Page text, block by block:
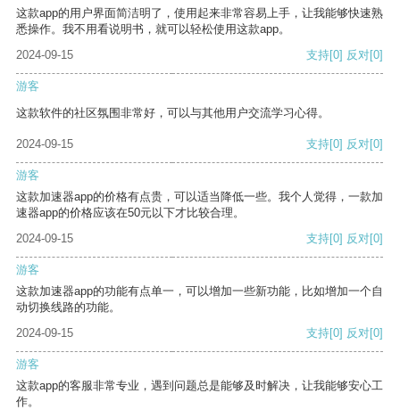
这款app的用户界面简洁明了，使用起来非常容易上手，让我能够快速熟
悉操作。我不用看说明书，就可以轻松使用这款app。
2024-09-15
支持[0] 反对[0]
游客
这款软件的社区氛围非常好，可以与其他用户交流学习心得。
2024-09-15 支持[0] 反对[0]
游客
这款加速器app的价格有点贵，可以适当降低一些。我个人觉得，一款加
速器app的价格应该在50元以下才比较合理。
2024-09-15
支持[0] 反对[0]
游客
这款加速器app的功能有点单一，可以增加一些新功能，比如增加一个自
动切换线路的功能。
2024-09-15
支持[0] 反对[0]
游客
这款app的客服非常专业，遇到问题总是能够及时解决，让我能够安心工
作。